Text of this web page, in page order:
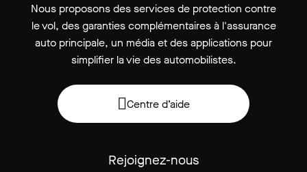
Nous proposons des services de protection contre
le vol, des garanties complémentaires à l'assurance
auto principale, un média et des applications pour
simplifier la vie des automobilistes.
Centre d’aide
Rejoignez-nous